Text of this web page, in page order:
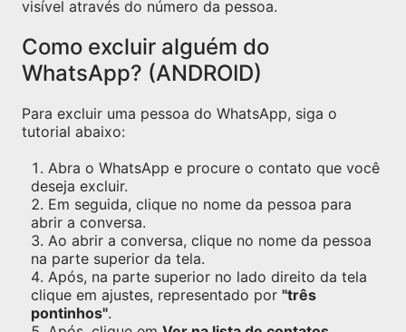
visível através do número da pessoa.
Como excluir alguém do
WhatsApp? (ANDROID)
Para excluir uma pessoa do WhatsApp, siga o
tutorial abaixo:
Abra o WhatsApp e procure o contato que você
deseja excluir.
Em seguida, clique no nome da pessoa para
abrir a conversa.
Ao abrir a conversa, clique no nome da pessoa
na parte superior da tela.
Após, na parte superior no lado direito da tela
clique em ajustes, representado por "três
pontinhos".